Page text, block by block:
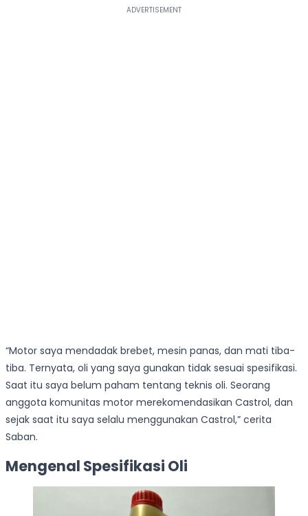
“Motor saya mendadak brebet, mesin panas, dan mati tiba-
tiba. Ternyata, oli yang saya gunakan tidak sesuai spesifikasi.
Saat itu saya belum paham tentang teknis oli. Seorang
anggota komunitas motor merekomendasikan Castrol, dan
sejak saat itu saya selalu menggunakan Castrol,” cerita
Saban.
Mengenal Spesifikasi Oli